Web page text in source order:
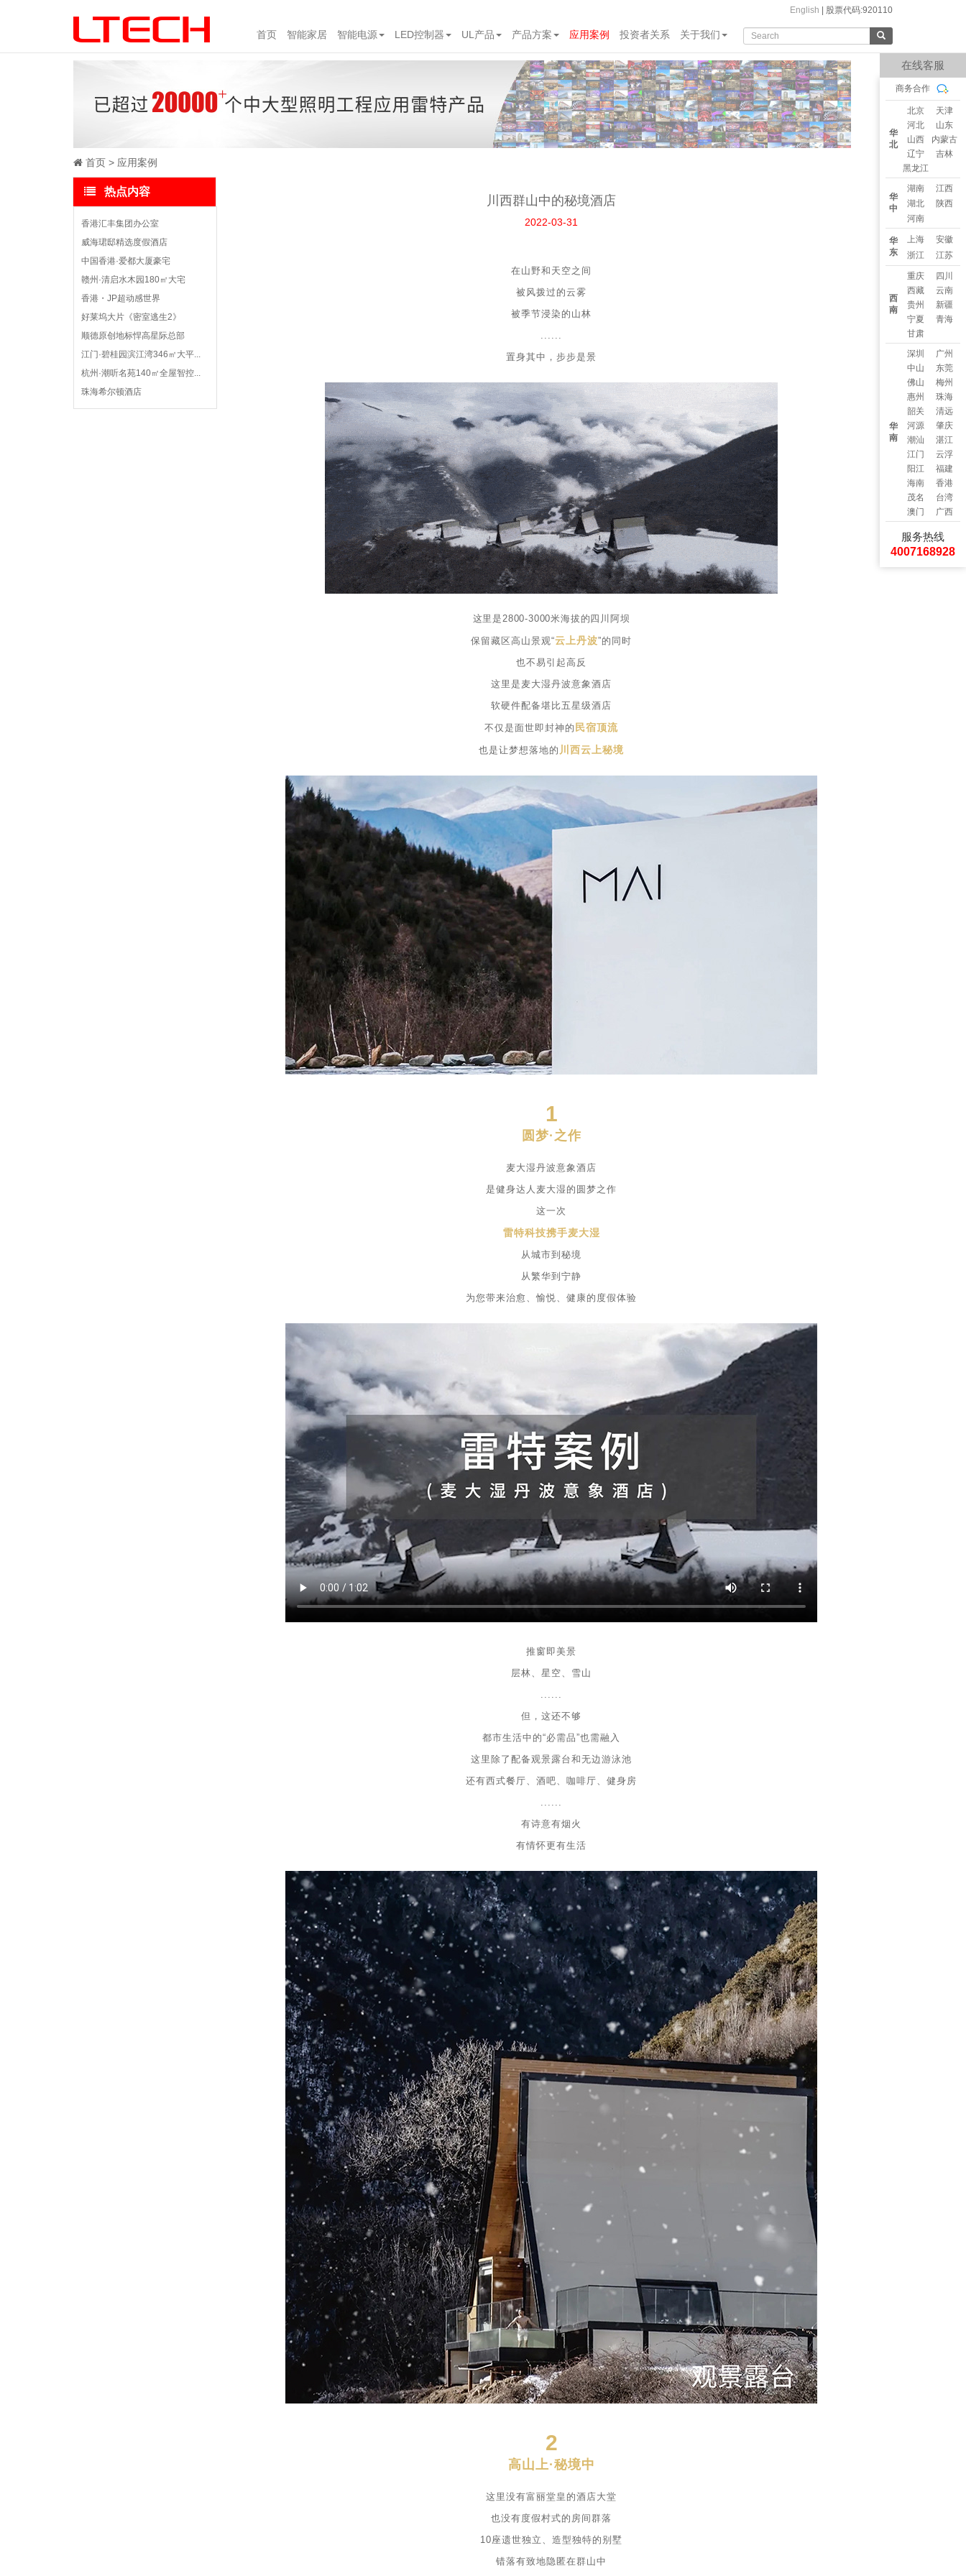
English 股票代码:920110
首页 智能家居 智能电源 LED控制器 UL产品 产品方案 应用案例 投资者关系 关于我们
首页 应用案例
热点内容
香港汇丰集团办公室
威海珺邸精选度假酒店
中国香港·爱都大厦豪宅
赣州·清启水木园180㎡大宅
香港・JP超动感世界
好莱坞大片《密室逃生2》
顺德原创地标悍高星际总部
江门·碧桂园滨江湾346㎡大平...
杭州·潮听名苑140㎡全屋智控...
珠海希尔顿酒店
川西群山中的秘境酒店
2022-03-31
在山野和天空之间
被风拨过的云雾
被季节浸染的山林
......
置身其中，步步是景
这里是2800-3000米海拔的四川阿坝
保留藏区高山景观“云上丹波”的同时
也不易引起高反
这里是麦大湿丹波意象酒店
软硬件配备堪比五星级酒店
不仅是面世即封神的 民宿顶流
也是让梦想落地的 川西云上秘境
1
圆梦·之作
麦大湿丹波意象酒店
是健身达人麦大湿的圆梦之作
这一次
雷特科技携手麦大湿
从城市到秘境
从繁华到宁静
为您带来治愈、愉悦、健康的度假体验
推窗即美景
层林、星空、雪山
......
但，这还不够
都市生活中的“必需品”也需融入
这里除了配备观景露台和无边游泳池
还有西式餐厅、酒吧、咖啡厅、健身房
......
有诗意有烟火
有情怀更有生活
2
高山上·秘境中
这里没有富丽堂皇的酒店大堂
也没有度假村式的房间群落
10座遗世独立、造型独特的别墅
错落有致地隐匿在群山中
在线客服
商务合作
华
北
北京
河北
山西
辽宁
黑龙江
天津
山东
内蒙古
吉林
华
中
湖南
湖北
河南
江西
陕西
华
东
上海
浙江
安徽
江苏
西
南
重庆
西藏
贵州
宁夏
甘肃
四川
云南
新疆
青海
华
南
深圳
中山
佛山
惠州
韶关
河源
潮汕
江门
阳江
海南
茂名
澳门
广州
东莞
梅州
珠海
清远
肇庆
湛江
云浮
福建
香港
台湾
广西
服务热线
4007168928